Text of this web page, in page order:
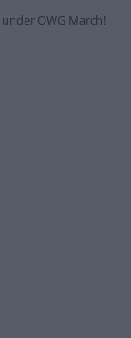
OWG March!